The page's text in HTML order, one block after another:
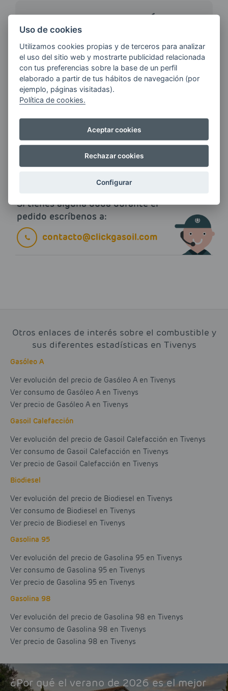
LAS
ÚLTIMAS NOVEDADES?
E-MAIL
ENERGIAS por cualquier medio, incluido
electrónico.Más información
Si tienes alguna duda durante el
pedido escríbenos a:
contacto@clickgasoil.com
Otros enlaces de interés sobre el combustible y
sus diferentes estadísticas en Tivenys
Gasóleo A
Ver evolución del precio de Gasóleo A en Tivenys
Ver consumo de Gasóleo A en Tivenys
Ver precio de Gasóleo A en Tivenys
Gasoil Calefacción
Ver evolución del precio de Gasoil Calefacción en Tivenys
Ver consumo de Gasoil Calefacción en Tivenys
Ver precio de Gasoil Calefacción en Tivenys
Biodiesel
Ver evolución del precio de Biodiesel en Tivenys
Ver consumo de Biodiesel en Tivenys
Ver precio de Biodiesel en Tivenys
Gasolina 95
Ver evolución del precio de Gasolina 95 en Tivenys
Ver consumo de Gasolina 95 en Tivenys
Ver precio de Gasolina 95 en Tivenys
Gasolina 98
Ver evolución del precio de Gasolina 98 en Tivenys
Ver consumo de Gasolina 98 en Tivenys
Ver precio de Gasolina 98 en Tivenys
¿Por qué el verano de 2026 es el mejor
Uso de cookies
Utilizamos cookies propias y de terceros para analizar
el uso del sitio web y mostrarte publicidad relacionada
con tus preferencias sobre la base de un perfil
elaborado a partir de tus hábitos de navegación (por
ejemplo, páginas visitadas).
Política de cookies.
Aceptar cookies
Rechazar cookies
Configurar